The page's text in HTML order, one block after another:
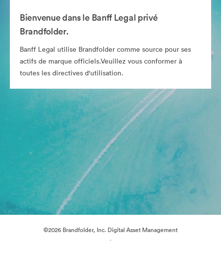
Bienvenue dans le Banff Legal privé
Brandfolder.
Banff Legal utilise Brandfolder comme source pour ses
actifs de marque officiels.Veuillez vous conformer à
toutes les directives d'utilisation.
©2026 Brandfolder, Inc. Digital Asset Management
·